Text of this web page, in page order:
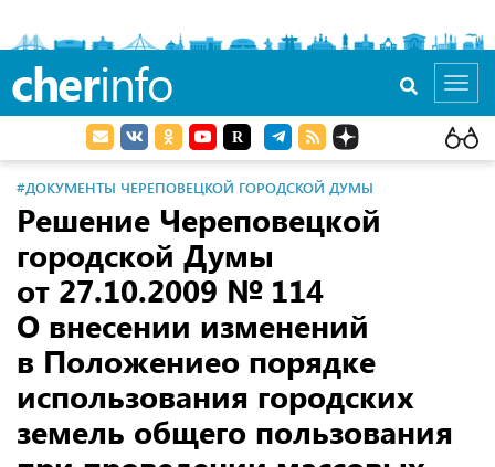
cherinfo
#ДОКУМЕНТЫ ЧЕРЕПОВЕЦКОЙ ГОРОДСКОЙ ДУМЫ
Решение Череповецкой
городской Думы
от 27.10.2009 № 114
О внесении изменений
в Положениео порядке
использования городских
земель общего пользования